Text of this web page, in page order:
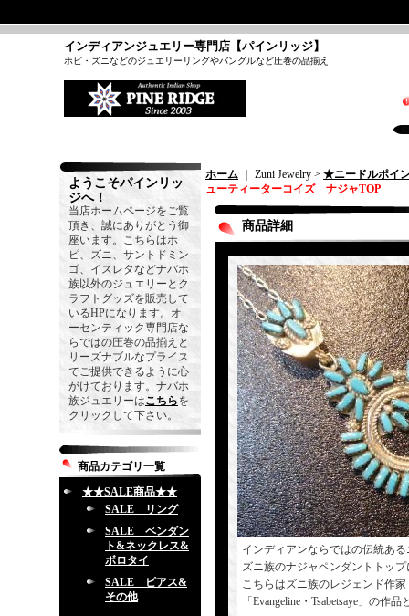
インディアンジュエリー専門店【パインリッジ】
ホピ・ズニなどのジュエリーリングやバングルなど圧巻の品揃え
ようこそパインリッ
ジへ！
当店ホームページをご覧
頂き、誠にありがとう御
座います。こちらはホ
ピ、ズニ、サントドミン
ゴ、イスレタなどナバホ
族以外のジュエリーとク
ラフトグッズを販売して
いるHPになります。オ
ーセンティック専門店な
らではの圧巻の品揃えと
リーズナブルなプライス
でご提供できるように心
がけております。ナバホ
族ジュエリーはこちらを
クリックして下さい。
商品カテゴリ一覧
★★SALE商品★★
SALE リング
SALE ペンダン
ト&ネックレス&
ボロタイ
SALE ピアス&
その他
ホーム ｜ Zuni Jewelry > ★ニードルポイ
ューティーターコイズ ナジャTOP
商品詳細
インディアンならではの伝統あ
ズニ族のナジャペンダントトッ
こちらはズニ族のレジェンド作家
「Evangeline・Tsabetsaye」の作